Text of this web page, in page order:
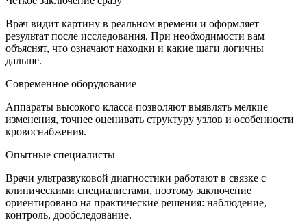
Врач видит картину в реальном времени и оформляет
результат после исследования. При необходимости вам
объяснят, что означают находки и какие шаги логичны
дальше.
Современное оборудование
Аппараты высокого класса позволяют выявлять мелкие
изменения, точнее оценивать структуру узлов и особенности
кровоснабжения.
Опытные специалисты
Врачи ультразвуковой диагностики работают в связке с
клиническими специалистами, поэтому заключение
ориентировано на практические решения: наблюдение,
контроль, дообследование.